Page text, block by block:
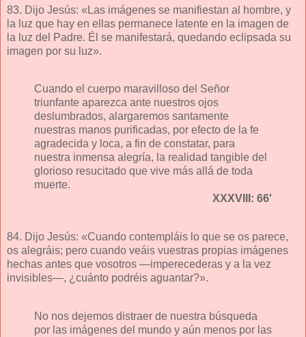
83. Dijo Jesús: «Las imágenes se manifiestan al hombre, y
la luz que hay en ellas permanece latente en la imagen de
la luz del Padre. Él se manifestará, quedando eclipsada su
imagen por su luz».
Cuando el cuerpo maravilloso del Señor
triunfante aparezca ante nuestros ojos
deslumbrados, alargaremos santamente
nuestras manos purificadas, por efecto de la fe
agradecida y loca, a fin de constatar, para
nuestra inmensa alegría, la realidad tangible del
glorioso resucitado que vive más allá de toda
muerte.
XXXVIII: 66'
84. Dijo Jesús: «Cuando contempláis lo que se os parece,
os alegráis; pero cuando veáis vuestras propias imágenes
hechas antes que vosotros —imperecederas y a la vez
invisibles—, ¿cuánto podréis aguantar?».
No nos dejemos distraer de nuestra búsqueda
por las imágenes del mundo y aún menos por las